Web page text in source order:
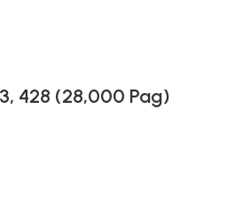
428 (28,000 Pag)